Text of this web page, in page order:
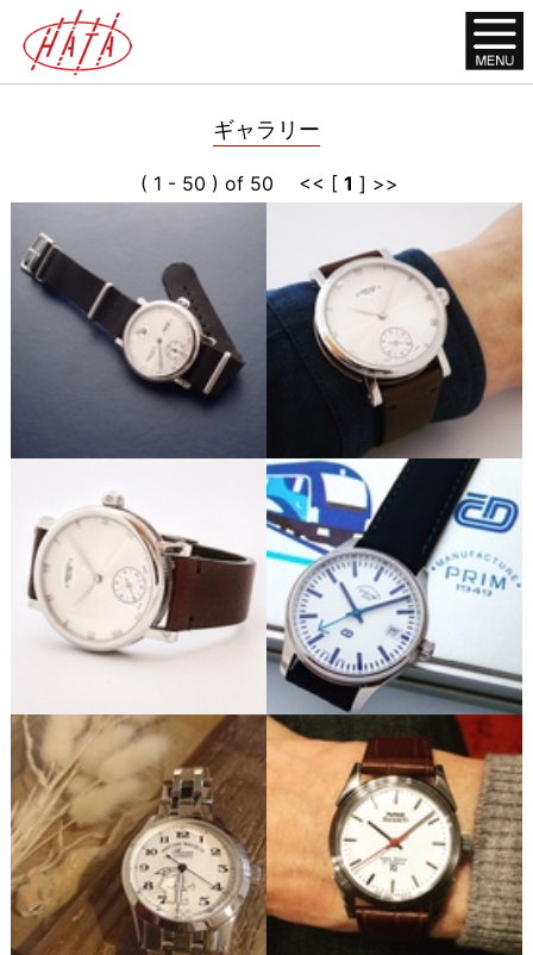
ギャラリー
( 1 - 50 ) of 50 << [ 1 ] >>